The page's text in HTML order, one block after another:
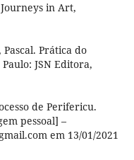
in Art,
Pascal. Prática do
JSN Editora,
de Perifericu.
pessoal] –
em 13/01/2021